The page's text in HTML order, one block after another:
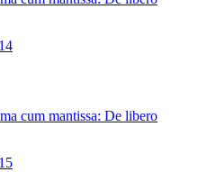
cum mantissa: De libero